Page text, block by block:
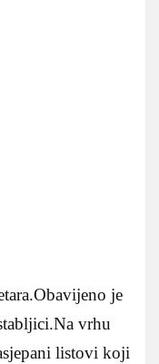
je
vrhu
listovi koji